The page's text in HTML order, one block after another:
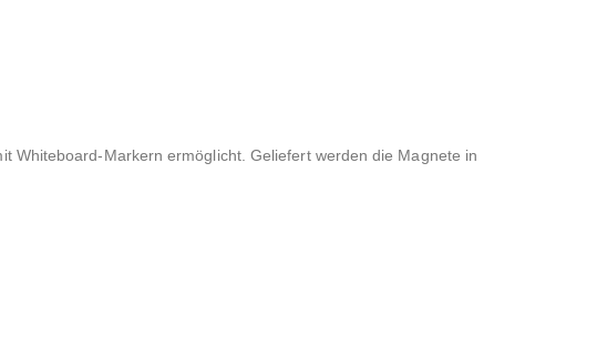
Whiteboard-Markern ermöglicht. Geliefert werden die Magnete in